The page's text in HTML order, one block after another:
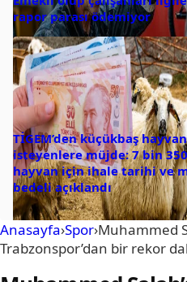
rapor parası ödemiyor
TİGEM’den küçükbaş
isteyenlere müjde: 7 bin
hayvan için ihale tarihi ve
bedeli açıklandı
Anasayfa›Spor›Muhammed
Trabzonspor’dan bir rekor